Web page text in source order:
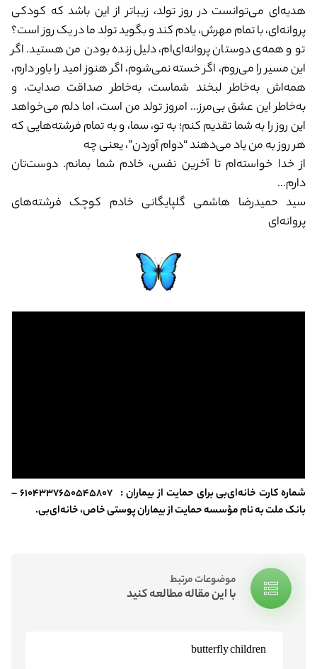
هدیه‌ای می‌توانست در روز تولد، زیباتر از این باشد که کودکی
پروانه‌ای، با تمام مهرش، یادم کند و بگوید تولد ما در یک روز است؟
تو و همه‌ی دوستان پروانه‌ای‌ام، دلیل زنده بودن من هستید. اگر
این مسیر را می‌روم، اگر خسته نمی‌شوم، اگر هنوز امید را باور دارم،
همه‌اش به‌خاطر لبخند شماست، به‌خاطر صداقت صدایت، و
به‌خاطر این عشق بی‌مرز… امروز تولد من است، اما دلم می‌خواهد
این روز را به شما تقدیم کنم؛ به تو، سما، و به تمام فرشته‌هایی که
هر روز به من یاد می‌دهند “دوام آوردن”، یعنی چه
از خدا خواسته‌ام تا آخرین نفس، خادم شما بمانم. دوست‌تان
دارم…
سید حمیدرضا هاشمی گلپایگانی خادم کوچک فرشته‌های
پروانه‌ای
شماره کارت خانه‌ای‌بی برای حمایت از بیماران :
۶۱۰۴۳۳۷۶۵۰۵۴۵۸۰۷ –
بانک ملت به نام مؤسسه حمایت از بیماران پوستی خاص، خانه‌ای‌بی.
موضوعات مرتبط
با این مقاله مطالعه کنید
butterfly children